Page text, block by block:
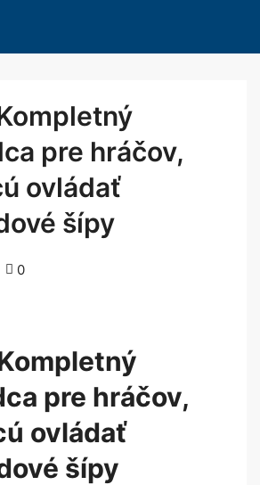
pre hráčov,
ovládať
šípy
0
pre hráčov,
ovládať
šípy